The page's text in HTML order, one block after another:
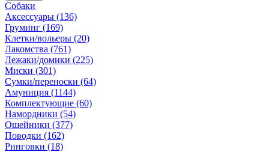
Собаки
Аксессуары (136)
Груминг (169)
Клетки/вольеры (20)
Лакомства (761)
Лежаки/домики (225)
Миски (301)
Сумки/переноски (64)
Амуниция (1144)
Комплектующие (60)
Намордники (54)
Ошейники (377)
Поводки (162)
Ринговки (18)